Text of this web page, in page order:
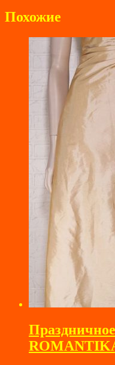
Похожие